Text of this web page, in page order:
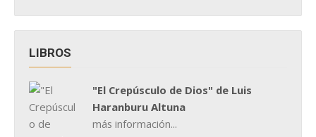
LIBROS
"El Crepúsculo de Dios" de Luis
Haranburu Altuna
más información...